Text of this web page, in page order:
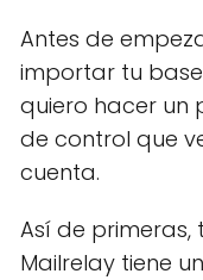
Antes de
importar tu
quiero hacer un
de control que
cuenta.
Así de
Mailrelay tiene